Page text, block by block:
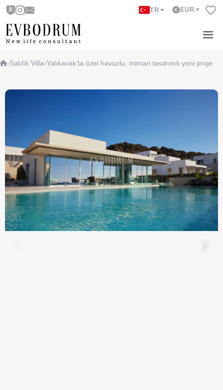
TR EUR
›Satılık Villa›Yalıkavak’ta özel havuzlu, mimari tasarımlı yeni proje